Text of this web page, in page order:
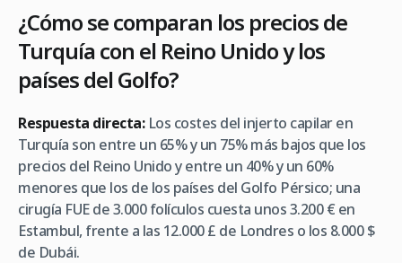
¿Cómo se comparan los precios de
Turquía con el Reino Unido y los
países del Golfo?
Respuesta directa:Los costes del injerto capilar en
Turquía son entre un 65% y un 75% más bajos que los
precios del Reino Unido y entre un 40% y un 60%
menores que los de los países del Golfo Pérsico; una
cirugía FUE de 3.000 folículos cuesta unos 3.200 € en
Estambul, frente a las 12.000 £ de Londres o los 8.000 $
de Dubái.